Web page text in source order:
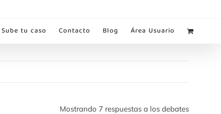
Sube tu caso Contacto Blog Área Usuario
Mostrando 7 respuestas a los debates